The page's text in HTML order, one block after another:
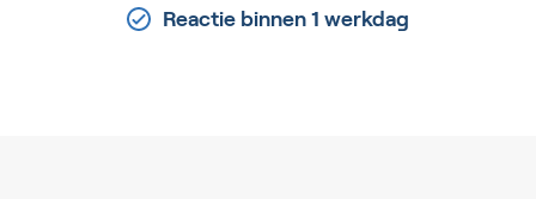
Reactie binnen 1 werkdag